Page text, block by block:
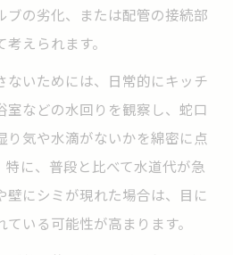
ブの劣化、または配管の接続部
えられます。
ないためには、日常的にキッチ
室などの水回りを観察し、蛇口
り気や水滴がないかを綿密に点
に、普段と比べて水道代が急
壁にシミが現れた場合は、目に
いる可能性が高まります。